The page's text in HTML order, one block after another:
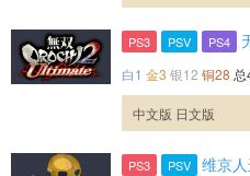
PS3 PSV PS4
白1 金3 银12 铜28
中文版 日文版
PS3 PSV 维京